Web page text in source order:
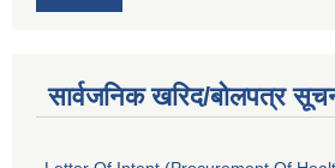
सार्वजनिक खरिद/बोलपत्र